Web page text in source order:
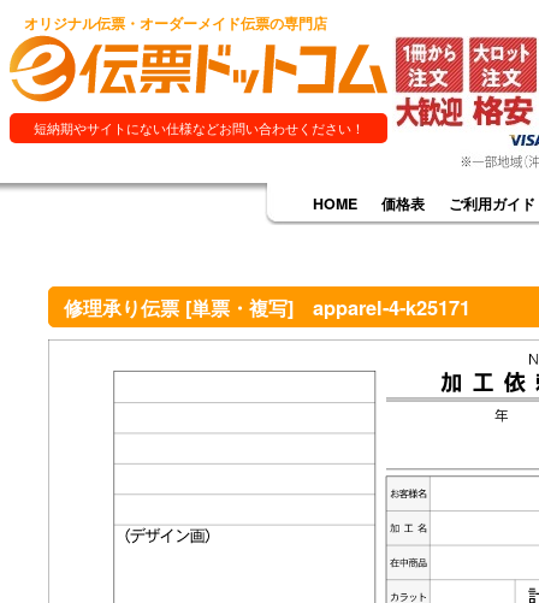
オリジナル伝票・オーダーメイド伝票の専門店
短納期やサイトにない仕様などお問い合わせください！
HOME 価格表 ご利用ガイド
修理承り伝票 [単票・複写] apparel-4-k25171